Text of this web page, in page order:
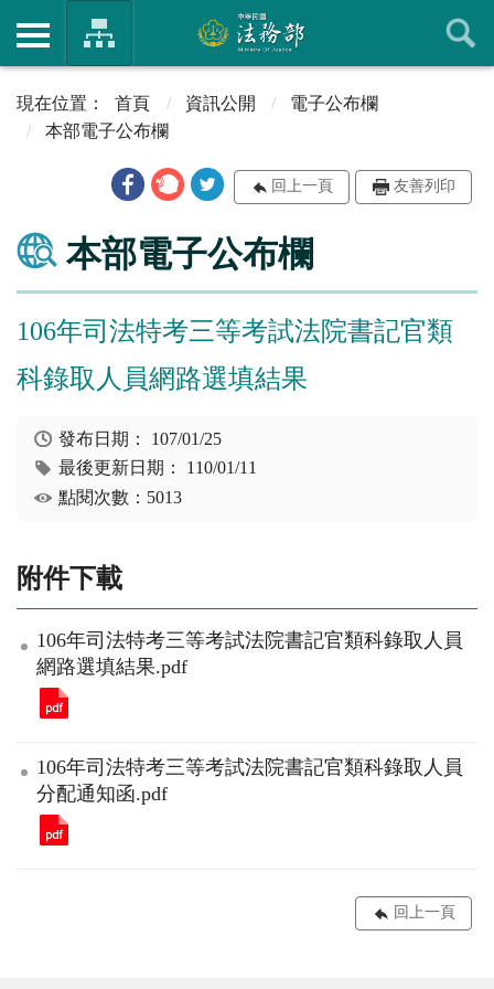
首頁 資訊公開
電子公布欄
本部電子公布欄
回上一頁 友善列印
本部電子公布欄
106年司法特考三等考試法院書記官類
科錄取人員網路選填結果
發布日期： 107/01/25
最後更新日期： 110/01/11
點閱次數：5013
附件下載
106年司法特考三等考試法院書記官類科錄取人員
網路選填結果.pdf
106年司法特考三等考試法院書記官類科錄取人員
分配通知函.pdf
回上一頁